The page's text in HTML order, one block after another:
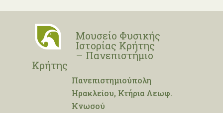
Μουσείο Φυσικής
Ιστορίας Κρήτης
– Πανεπιστήμιο
Κρήτης
Πανεπιστημιούπολη
Ηρακλείου, Κτήρια Λεωφ.
Κνωσού